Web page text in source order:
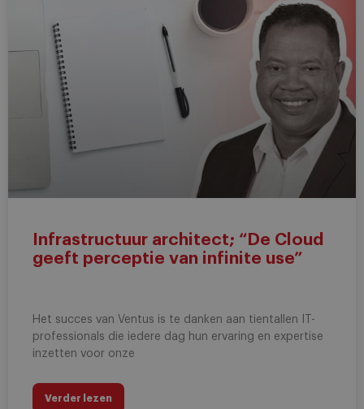
Infrastructuur architect; “De Cloud
geeft perceptie van infinite use”
Het succes van Ventus is te danken aan tientallen IT-
professionals die iedere dag hun ervaring en expertise
inzetten voor onze
Verder lezen